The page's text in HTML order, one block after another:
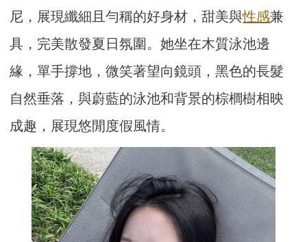
尼，展現纖細且勻稱的好身材，甜美與性感兼
具，完美散發夏日氛圍。她坐在木質泳池邊
緣，單手撐地，微笑著望向鏡頭，黑色的長髮
自然垂落，與蔚藍的泳池和背景的棕櫚樹相映
成趣，展現悠閒度假風情。